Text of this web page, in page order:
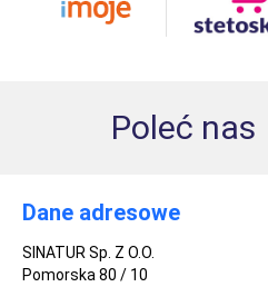
Poleć nas
Dane adresowe
SINATUR Sp. Z O.O.
Pomorska 80 / 10